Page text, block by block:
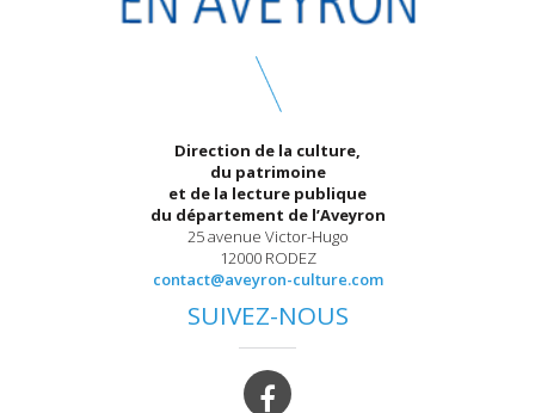
Direction de la culture,
du patrimoine
et de la lecture publique
du département de l’Aveyron
25 avenue Victor-Hugo
12000 RODEZ
contact@aveyron-culture.com
SUIVEZ-NOUS